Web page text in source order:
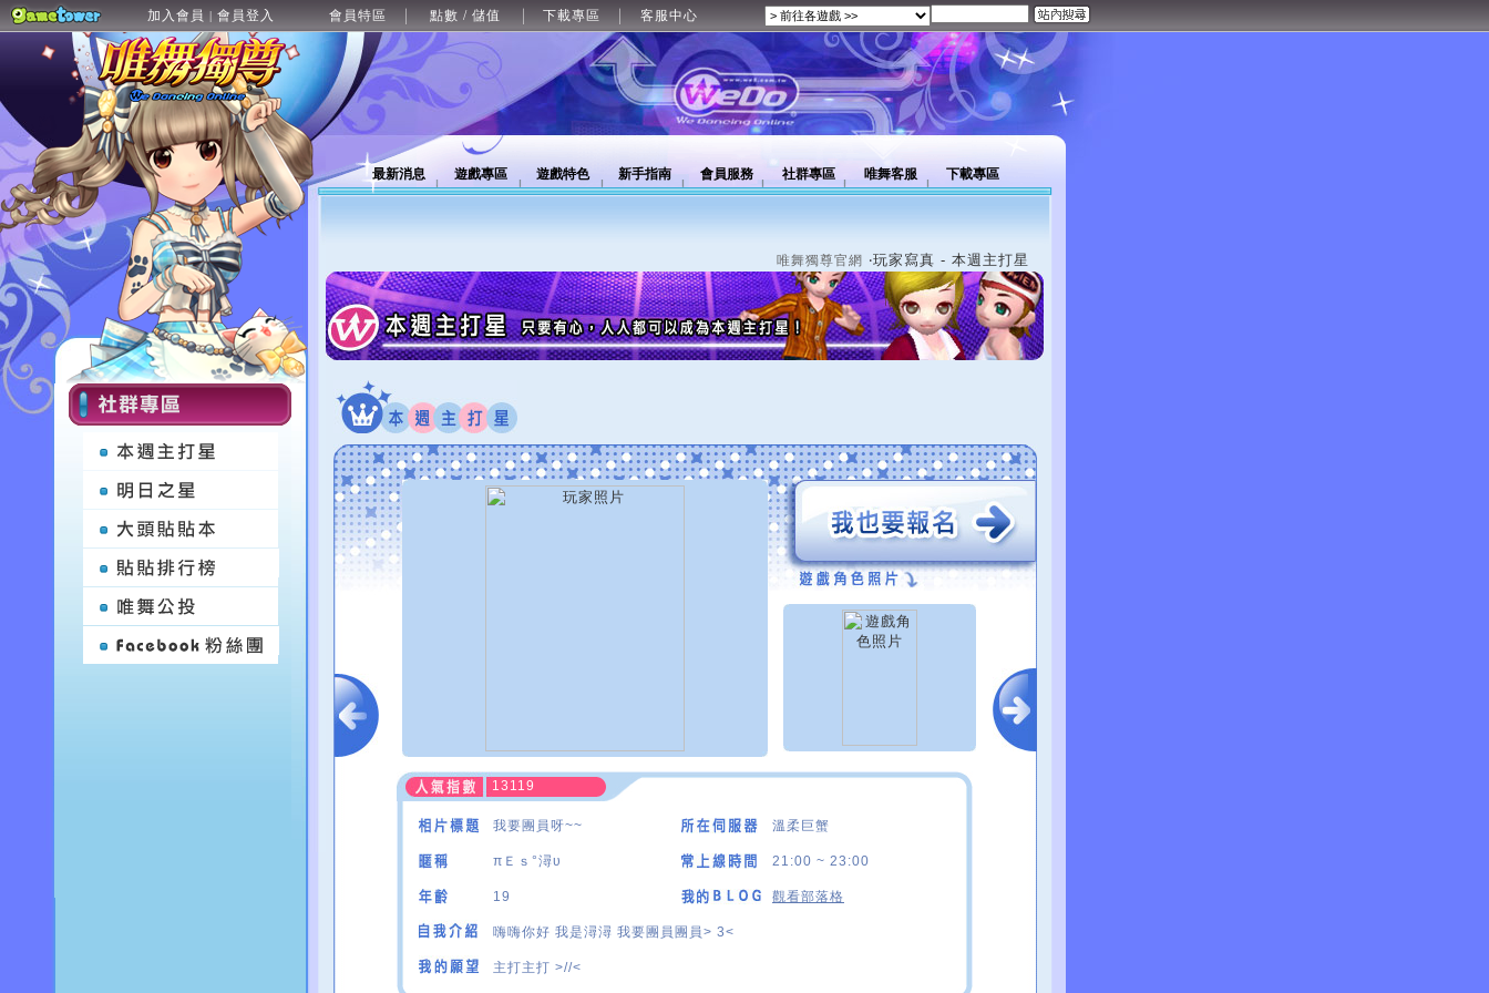
加入會員 | 會員登入 會員特區 點數 / 儲值 下載專區 客服中心
最新消息 遊戲專區 遊戲特色 新手指南 會員服務 社群專區 唯舞客服 下載專區
唯舞獨尊官網 ‧玩家寫真 - 本週主打星
13119
我要團員呀~~ 溫柔巨蟹
πＥｓ°潯υ 21:00 ~ 23:00
19 觀看部落格
嗨嗨你好 我是潯潯 我要團員團員> 3<
主打主打 >//<